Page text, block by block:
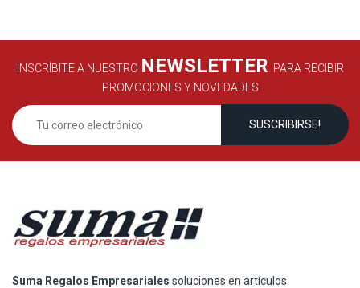
INSCRÍBITE A NUESTRO NEWSLETTER PARA RECIBIR
PROMOCIONES Y NOVEDADES
Suma Regalos Empresariales soluciones en artículos